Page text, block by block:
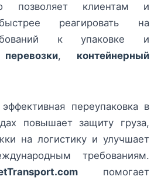
позволяет клиентам и
реагировать на
к упаковке и
перевозки, контейнерный
переупаковка в
повышает защиту груза,
на логистику и улучшает
требованиям.
помогает